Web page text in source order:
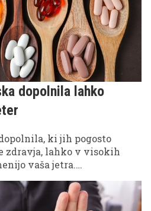
dopolnila lahko
ki jih pogosto
zdravja, lahko v visokih
vaša jetra.
problematičnih in znake,
da preprečite resne